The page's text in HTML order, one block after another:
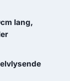
lang,